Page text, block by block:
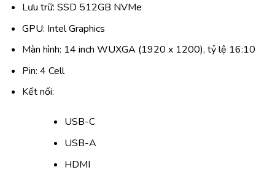
Lưu trữ: SSD 512GB NVMe
GPU: Intel Graphics
Màn hình: 14 inch WUXGA (1920 x 1200), tỷ lệ 16:10
Pin: 4 Cell
Kết nối:
USB-C
USB-A
HDMI